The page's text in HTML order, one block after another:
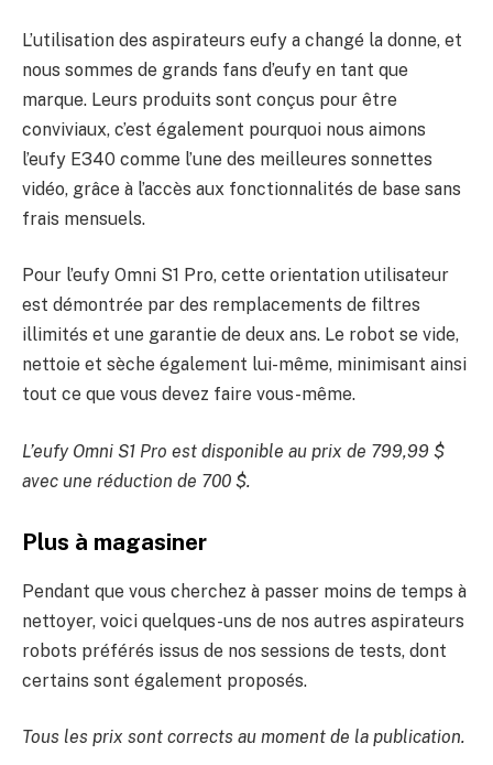
L’utilisation des aspirateurs eufy a changé la donne, et
nous sommes de grands fans d’eufy en tant que
marque. Leurs produits sont conçus pour être
conviviaux, c’est également pourquoi nous aimons
l’eufy E340 comme l’une des meilleures sonnettes
vidéo, grâce à l’accès aux fonctionnalités de base sans
frais mensuels.
Pour l’eufy Omni S1 Pro, cette orientation utilisateur
est démontrée par des remplacements de filtres
illimités et une garantie de deux ans. Le robot se vide,
nettoie et sèche également lui-même, minimisant ainsi
tout ce que vous devez faire vous-même.
L’eufy Omni S1 Pro est disponible au prix de 799,99 $
avec une réduction de 700 $.
Plus à magasiner
Pendant que vous cherchez à passer moins de temps à
nettoyer, voici quelques-uns de nos autres aspirateurs
robots préférés issus de nos sessions de tests, dont
certains sont également proposés.
Tous les prix sont corrects au moment de la publication.